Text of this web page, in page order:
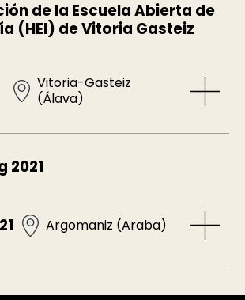
de la Escuela Abierta de
(HEI) de Vitoria Gasteiz
Vitoria-Gasteiz
(Álava)
2021
Argomaniz (Araba)